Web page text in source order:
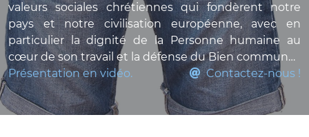
valeurs sociales chrétiennes qui fondèrent notre
pays et notre civilisation européenne, avec en
particulier la dignité de la Personne humaine au
cœur de son travail et la défense du Bien commun…
Présentation en vidéo.
Contactez-nous !